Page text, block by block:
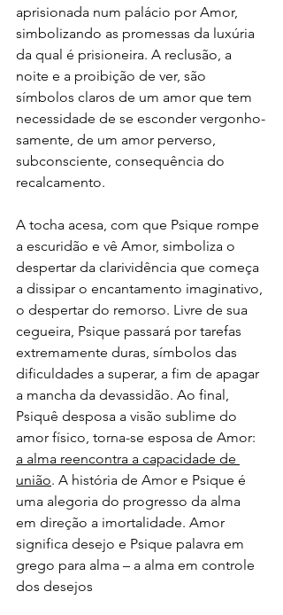
aprisionada num palácio por Amor,
simbolizando as promessas da luxúria
da qual é prisioneira. A reclusão, a
noite e a proibição de ver, são
símbolos claros de um amor que tem
necessidade de se esconder vergonho­
samente, de um amor perverso,
subconsciente, consequência do
recalcamento.
A tocha acesa, com que Psique rompe
a escuridão e vê Amor, simboliza o
despertar da clarividência que começa
a dissipar o encantamento imaginativo,
o despertar do re­morso. Livre de sua
cegueira, Psique passará por tarefas
extremamente duras, símbolos das
dificuldades a superar, a fim de apagar
a mancha da devassidão. Ao final,
Psiquê desposa a visão subli­me do
amor físico, torna-se esposa de Amor:
a alma reencontra a capacidade de
união. A história de Amor e Psique é
uma alegoria do progresso da alma
em direção a imortalidade. Amor
significa desejo e Psique palavra em
grego para alma – a alma em controle
dos desejos